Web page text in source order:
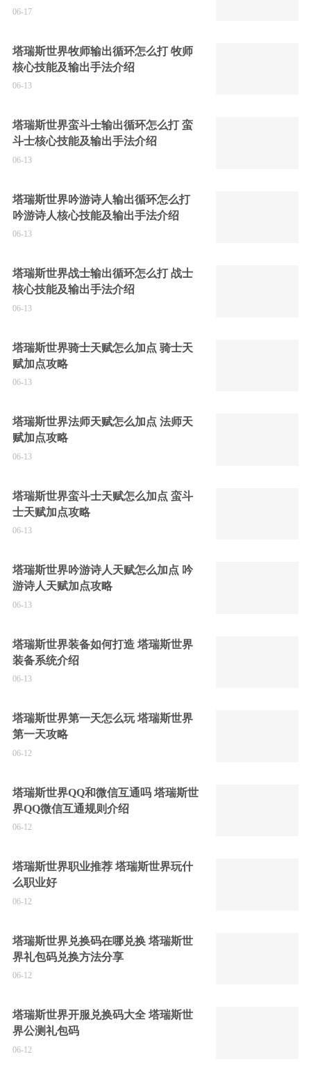
06-17
塔瑞斯世界牧师输出循环怎么打 牧师
核心技能及输出手法介绍
06-13
塔瑞斯世界蛮斗士输出循环怎么打 蛮
斗士核心技能及输出手法介绍
06-13
塔瑞斯世界吟游诗人输出循环怎么打
吟游诗人核心技能及输出手法介绍
06-13
塔瑞斯世界战士输出循环怎么打 战士
核心技能及输出手法介绍
06-13
塔瑞斯世界骑士天赋怎么加点 骑士天
赋加点攻略
06-13
塔瑞斯世界法师天赋怎么加点 法师天
赋加点攻略
06-13
塔瑞斯世界蛮斗士天赋怎么加点 蛮斗
士天赋加点攻略
06-13
塔瑞斯世界吟游诗人天赋怎么加点 吟
游诗人天赋加点攻略
06-13
塔瑞斯世界装备如何打造 塔瑞斯世界
装备系统介绍
06-13
塔瑞斯世界第一天怎么玩 塔瑞斯世界
第一天攻略
06-12
塔瑞斯世界QQ和微信互通吗 塔瑞斯世
界QQ微信互通规则介绍
06-12
塔瑞斯世界职业推荐 塔瑞斯世界玩什
么职业好
06-12
塔瑞斯世界兑换码在哪兑换 塔瑞斯世
界礼包码兑换方法分享
06-12
塔瑞斯世界开服兑换码大全 塔瑞斯世
界公测礼包码
06-12